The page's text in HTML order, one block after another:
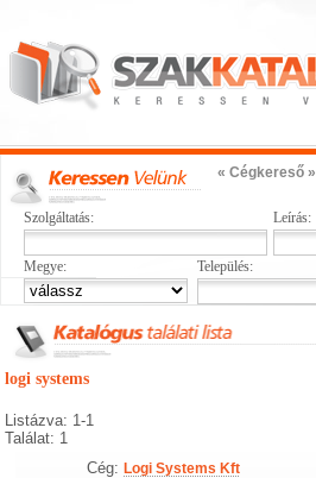
« Cégkereső »
Szolgáltatás: Leírás:
Megye: Település:
logi systems
Listázva: 1-1
Találat: 1
Cég: Logi Systems Kft